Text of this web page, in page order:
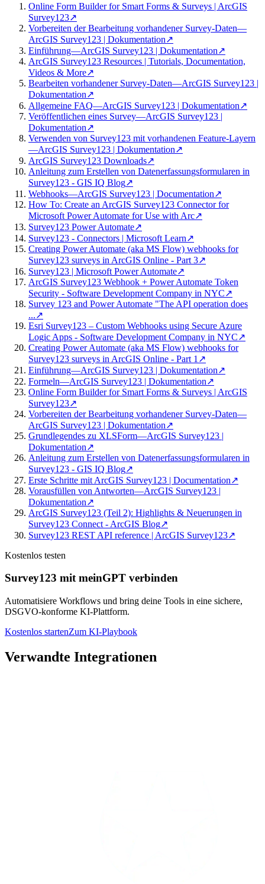
Online Form Builder for Smart Forms & Surveys | ArcGIS
Survey123↗
Vorbereiten der Bearbeitung vorhandener Survey-Daten—
ArcGIS Survey123 | Dokumentation↗
Einführung—ArcGIS Survey123 | Dokumentation↗
ArcGIS Survey123 Resources | Tutorials, Documentation,
Videos & More↗
Bearbeiten vorhandener Survey-Daten—ArcGIS Survey123 |
Dokumentation↗
Allgemeine FAQ—ArcGIS Survey123 | Dokumentation↗
Veröffentlichen eines Survey—ArcGIS Survey123 |
Dokumentation↗
Verwenden von Survey123 mit vorhandenen Feature-Layern
—ArcGIS Survey123 | Dokumentation↗
ArcGIS Survey123 Downloads↗
Anleitung zum Erstellen von Datenerfassungsformularen in
Survey123 - GIS IQ Blog↗
Webhooks—ArcGIS Survey123 | Documentation↗
How To: Create an ArcGIS Survey123 Connector for
Microsoft Power Automate for Use with Arc↗
Survey123 Power Automate↗
Survey123 - Connectors | Microsoft Learn↗
Creating Power Automate (aka MS Flow) webhooks for
Survey123 surveys in ArcGIS Online - Part 3↗
Survey123 | Microsoft Power Automate↗
ArcGIS Survey123 Webhook + Power Automate Token
Security - Software Development Company in NYC↗
Survey 123 and Power Automate "The API operation does
...↗
Esri Survey123 – Custom Webhooks using Secure Azure
Logic Apps - Software Development Company in NYC↗
Creating Power Automate (aka MS Flow) webhooks for
Survey123 surveys in ArcGIS Online - Part 1 ↗
Einführung—ArcGIS Survey123 | Dokumentation↗
Formeln—ArcGIS Survey123 | Dokumentation↗
Online Form Builder for Smart Forms & Surveys | ArcGIS
Survey123↗
Vorbereiten der Bearbeitung vorhandener Survey-Daten—
ArcGIS Survey123 | Dokumentation↗
Grundlegendes zu XLSForm—ArcGIS Survey123 |
Dokumentation↗
Anleitung zum Erstellen von Datenerfassungsformularen in
Survey123 - GIS IQ Blog↗
Erste Schritte mit ArcGIS Survey123 | Documentation↗
Vorausfüllen von Antworten—ArcGIS Survey123 |
Dokumentation↗
ArcGIS Survey123 (Teil 2): Highlights & Neuerungen in
Survey123 Connect - ArcGIS Blog↗
Survey123 REST API reference | ArcGIS Survey123↗
Kostenlos testen
Survey123 mit meinGPT verbinden
Automatisiere Workflows und bring deine Tools in eine sichere,
DSGVO-konforme KI-Plattform.
Kostenlos startenZum KI-Playbook
Verwandte Integrationen